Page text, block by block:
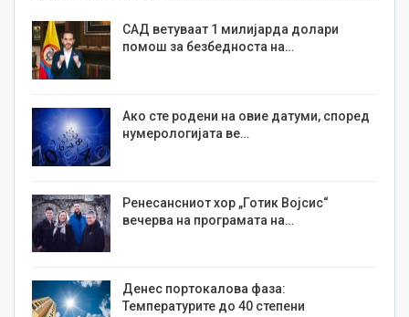
САД ветуваат 1 милијарда долари
помош за безбедноста на…
Ако сте родени на овие датуми, според
нумерологијата ве…
Ренесансниот хор „Готик Војсис“
вечерва на програмата на…
Денес портокалова фаза:
Температурите до 40 степени